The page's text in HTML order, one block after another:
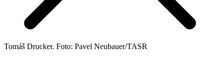
Tomáš Drucker. Foto: Pavel Neubauer/TASR